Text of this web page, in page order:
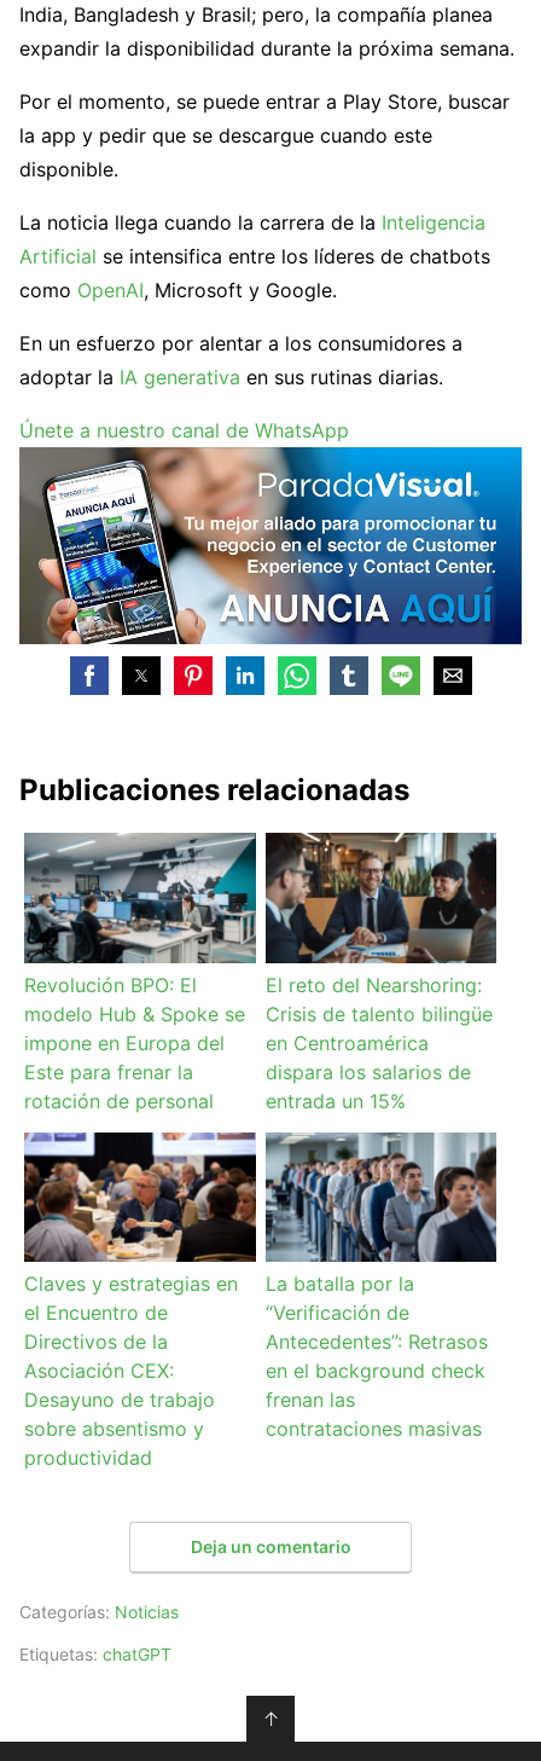
India, Bangladesh y Brasil; pero, la compañía planea
expandir la disponibilidad durante la próxima semana.
Por el momento, se puede entrar a Play Store, buscar
la app y pedir que se descargue cuando este
disponible.
La noticia llega cuando la carrera de la Inteligencia
Artificial se intensifica entre los líderes de chatbots
como OpenAI, Microsoft y Google.
En un esfuerzo por alentar a los consumidores a
adoptar la IA generativa en sus rutinas diarias.
Únete a nuestro canal de WhatsApp
Publicaciones relacionadas
Revolución BPO: El
modelo Hub & Spoke se
impone en Europa del
Este para frenar la
rotación de personal
El reto del Nearshoring:
Crisis de talento bilingüe
en Centroamérica
dispara los salarios de
entrada un 15%
Claves y estrategias en
el Encuentro de
Directivos de la
Asociación CEX:
Desayuno de trabajo
sobre absentismo y
productividad
La batalla por la
“Verificación de
Antecedentes”: Retrasos
en el background check
frenan las
contrataciones masivas
Deja un comentario
Categorías: Noticias
Etiquetas: chatGPT
↑